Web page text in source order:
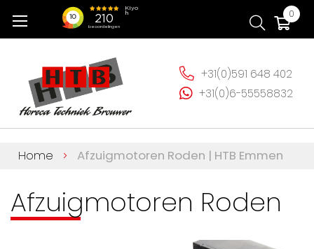
naar
0
+31(0)591 648 402
+31(0)6-55558832
Home Afzuigmotoren Roden | HTB Emmen
Afzuigmotoren Roden